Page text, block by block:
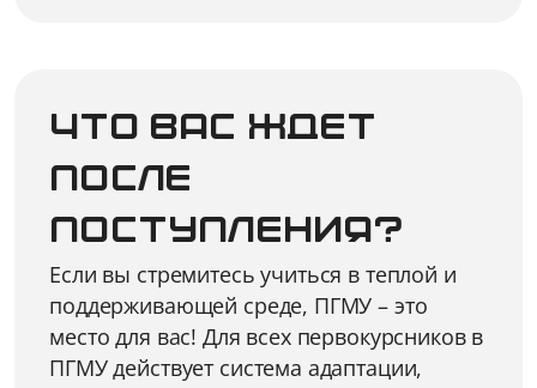
Что вас ждет
после
поступления?
Если вы стремитесь учиться в теплой и
поддерживающей среде, ПГМУ – это
место для вас! Для всех первокурсников в
ПГМУ действует система адаптации,